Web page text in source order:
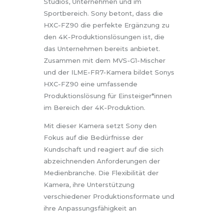
Sportbereich. Sony betont, dass die
HXC-FZ90 die perfekte Ergänzung zu
den 4K-Produktionslösungen ist, die
das Unternehmen bereits anbietet.
Zusammen mit dem MVS-G1-Mischer
und der ILME-FR7-Kamera bildet Sonys
HXC-FZ90 eine umfassende
Produktionslösung für Einsteiger*innen
im Bereich der 4K-Produktion.
Mit dieser Kamera setzt Sony den
Fokus auf die Bedürfnisse der
Kundschaft und reagiert auf die sich
abzeichnenden Anforderungen der
Medienbranche. Die Flexibilität der
Kamera, ihre Unterstützung
verschiedener Produktionsformate und
ihre Anpassungsfähigkeit an